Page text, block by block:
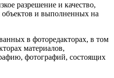
разрешение и качество,
объектов и выполненных на
в фоторедакторах, в том
материалов,
фотографий, состоящих